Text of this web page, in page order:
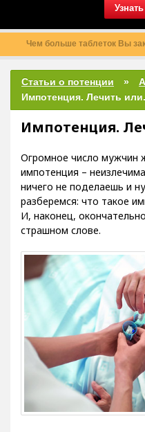
Чем больше таблеток Вы
Статьи о потенции
Импотенция. Лечить
Импотенция.
Огромное число мужчин
импотенция –
ничего не поделаешь и
разберемся: что такое
И, наконец,
страшном слове.